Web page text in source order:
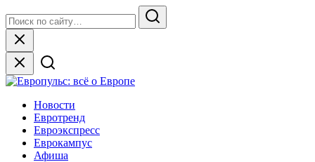
to
content
for:
Search
Close
Европульс: всё о Европе
Новости
Евротренд
Евроэкспресс
Еврокампус
Афиша